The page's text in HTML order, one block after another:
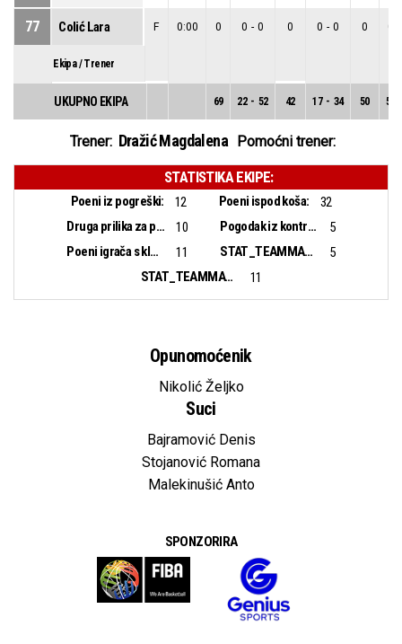
77 Colić Lara F 0:00 0 0 - 0 0 0 - 0 0 0
Ekipa / Trener
UKUPNO EKIPA 69 22 - 52 42 17 - 34 50 5
Trener: Dražić Magdalena Pomoćni trener:
STATISTIKA EKIPE:
Poeni iz pogreški: 12 Poeni ispod koša:
32
Druga prilika za poen:
10 Pogodak iz kontranapada:
5
Poeni igrača s klupe:
11 STAT_TEAMMATCH_BASKETBALL_sBiggestLead_NAME:
5
STAT_TEAMMATCH_BASKETBALL_sBiggestScoringRun_NAME:
11
Opunomoćenik
Nikolić Željko
Suci
Bajramović Denis
Stojanović Romana
Malekinušić Anto
SPONZORIRA